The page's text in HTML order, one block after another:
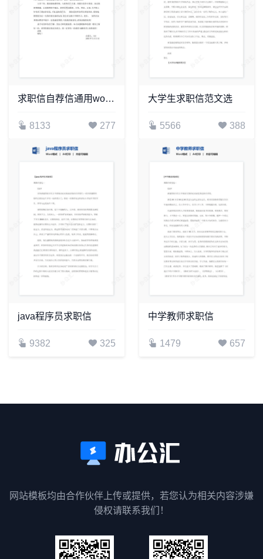
求职信自荐信通用word模板word简历模板(5)
8133 277
大学生求职信范文选
5566 388
java程序员求职信
9382 325
中学教师求职信
1479 657
网站模板均由合作伙伴上传或提供，若您认为相关内容涉嫌
侵权请联系我们！